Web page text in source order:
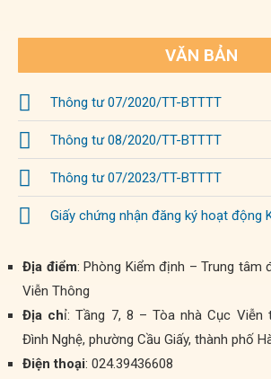
VĂN BẢN
Thông tư 07/2020/TT-BTTTT
Thông tư 08/2020/TT-BTTTT
Thông tư 07/2023/TT-BTTTT
Giấy chứng nhận đăng ký hoạt động
Địa điểm: Phòng Kiểm định – Trung tâm
Viễn Thông
Địa chỉ: Tầng 7, 8 – Tòa nhà Cục Viễn
Đình Nghệ, phường Cầu Giấy, thành phố
Điện thoại: 024.39436608